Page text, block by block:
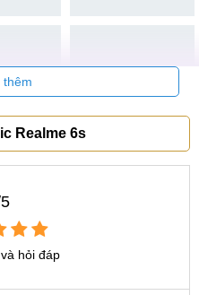
tín tại Mobile City
có thể gọi theo hotline
tôi cam kết linh kiện thay
giá thay mic giá rẻ nhất thị
MobileCity để có những trải
Realme 6s
hỏi đáp